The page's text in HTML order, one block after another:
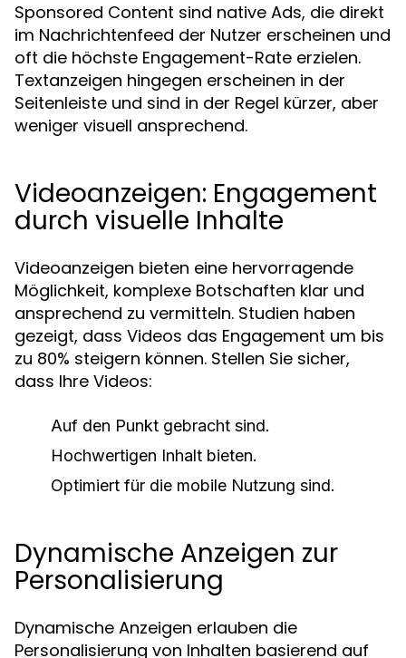
Sponsored Content sind native Ads, die direkt
im Nachrichtenfeed der Nutzer erscheinen und
oft die höchste Engagement-Rate erzielen.
Textanzeigen hingegen erscheinen in der
Seitenleiste und sind in der Regel kürzer, aber
weniger visuell ansprechend.
Videoanzeigen: Engagement
durch visuelle Inhalte
Videoanzeigen bieten eine hervorragende
Möglichkeit, komplexe Botschaften klar und
ansprechend zu vermitteln. Studien haben
gezeigt, dass Videos das Engagement um bis
zu 80% steigern können. Stellen Sie sicher,
dass Ihre Videos:
Auf den Punkt gebracht sind.
Hochwertigen Inhalt bieten.
Optimiert für die mobile Nutzung sind.
Dynamische Anzeigen zur
Personalisierung
Dynamische Anzeigen erlauben die
Personalisierung von Inhalten basierend auf